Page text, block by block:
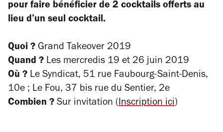
pour faire bénéficier de 2 cocktails offerts au
lieu d’un seul cocktail.
Quoi ? Grand Takeover 2019
Quand ? Les mercredis 19 et 26 juin 2019
Où ? Le Syndicat, 51 rue Faubourg-Saint-Denis,
10e ; Le Fou, 37 bis rue du Sentier, 2e
Combien ? Sur invitation (Inscription ici)